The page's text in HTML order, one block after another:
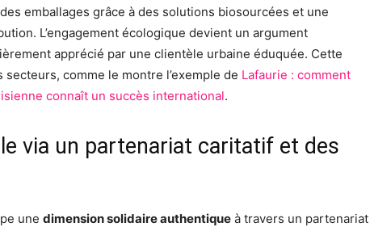
emballages grâce à des solutions biosourcées et une
L’engagement écologique devient un argument
apprécié par une clientèle urbaine éduquée. Cette
secteurs, comme le montre l’exemple de Lafaurie : comment
connaît un succès international.
via un partenariat caritatif et des
une dimension solidaire authentique à travers un partenariat